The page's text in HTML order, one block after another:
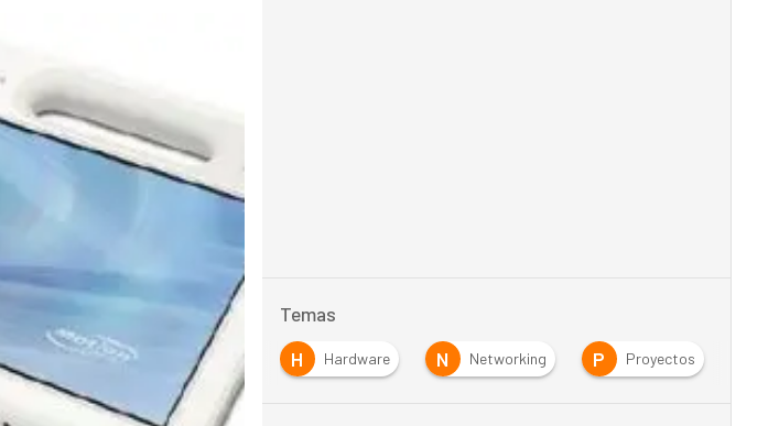
Temas
Empresa H Hardware N Networking P Proyectos